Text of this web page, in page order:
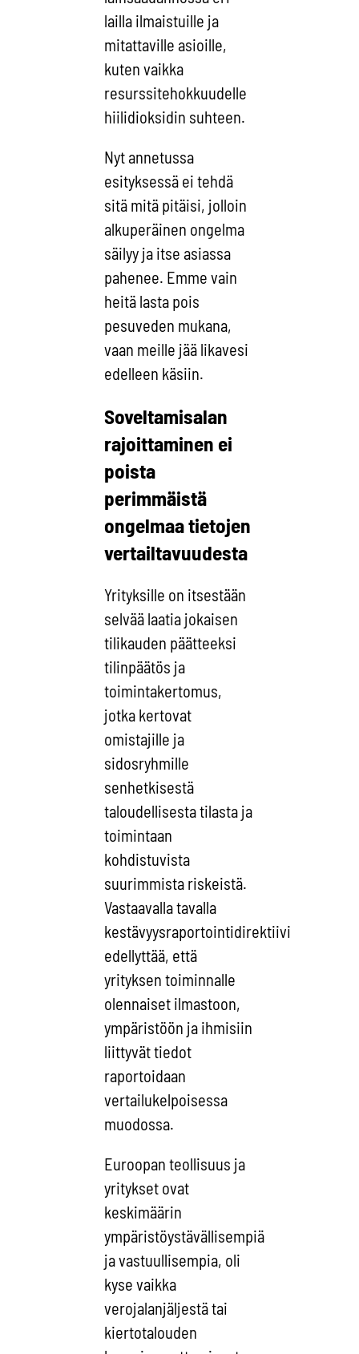
lailla ilmaistuille ja
mitattaville asioille,
kuten vaikka
resurssitehokkuudelle
hiilidioksidin suhteen.
Nyt annetussa
esityksessä ei tehdä
sitä mitä pitäisi, jolloin
alkuperäinen ongelma
säilyy ja itse asiassa
pahenee. Emme vain
heitä lasta pois
pesuveden mukana,
vaan meille jää likavesi
edelleen käsiin.
Soveltamisalan
rajoittaminen ei
poista
perimmäistä
ongelmaa tietojen
vertailtavuudesta
Yrityksille on itsestään
selvää laatia jokaisen
tilikauden päätteeksi
tilinpäätös ja
toimintakertomus,
jotka kertovat
omistajille ja
sidosryhmille
senhetkisestä
taloudellisesta tilasta ja
toimintaan
kohdistuvista
suurimmista riskeistä.
Vastaavalla tavalla
kestävyysraportointidirektiivi
edellyttää, että
yrityksen toiminnalle
olennaiset ilmastoon,
ympäristöön ja ihmisiin
liittyvät tiedot
raportoidaan
vertailukelpoisessa
muodossa.
Euroopan teollisuus ja
yritykset ovat
keskimäärin
ympäristöystävällisempiä
ja vastuullisempia, oli
kyse vaikka
verojalanjäljestä tai
kiertotalouden